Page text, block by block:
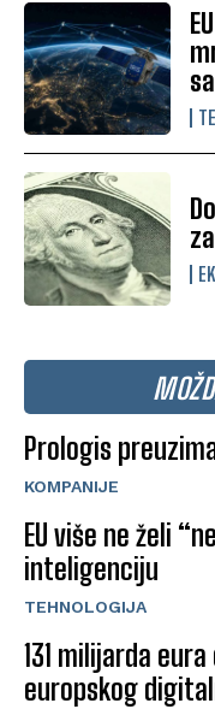
Prologis
KOMPANIJE
EU više ne želi
inteligenciju
TEHNOLOGIJA
131 milijarda
europskog